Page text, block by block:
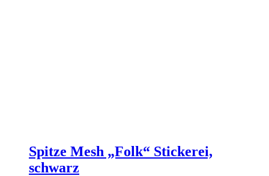
Spitze Mesh „Folk“ Stickerei,
schwarz